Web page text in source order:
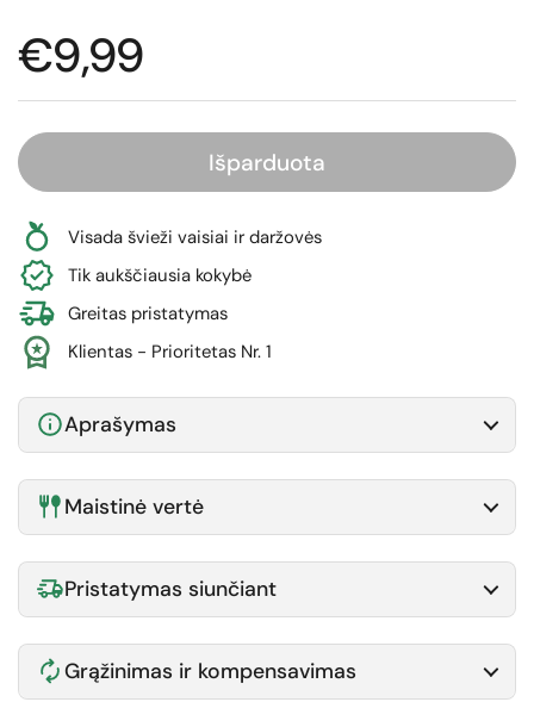
Normali kaina
€9,99
Išparduota
Visada švieži vaisiai ir daržovės
Tik aukščiausia kokybė
Greitas pristatymas
Klientas - Prioritetas Nr. 1
Aprašymas
Maistinė vertė
Pristatymas siunčiant
Grąžinimas ir kompensavimas